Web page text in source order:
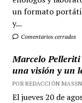
un formato
y...
Comentarios cerrados
Marcelo
una visión y un
POR REDACCIÓN
El jueves 20 de